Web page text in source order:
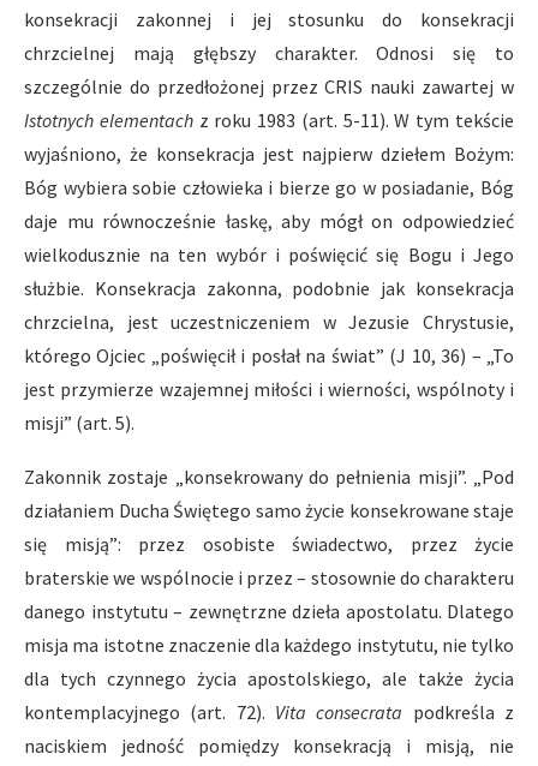
konsekracji zakonnej i jej stosunku do konsekracji
chrzcielnej mają głębszy charakter. Odnosi się to
szczególnie do przedłożonej przez CRIS nauki zawartej w
Istotnych elementachz roku 1983 (art. 5-11). W tym tekście
wyjaśniono, że konsekracja jest najpierw dziełem Bożym:
Bóg wybiera sobie człowieka i bierze go w posiadanie, Bóg
daje mu równocześnie łaskę, aby mógł on odpowiedzieć
wielkodusznie na ten wybór i poświęcić się Bogu i Jego
służbie. Konsekracja zakonna, podobnie jak konsekracja
chrzcielna, jest uczestniczeniem w Jezusie Chrystusie,
którego Ojciec „poświęcił i posłał na świat” (J 10, 36) – „To
jest przymierze wzajemnej miłości i wierności, wspólnoty i
misji” (art. 5).
Zakonnik zostaje „konsekrowany do pełnienia misji”. „Pod
działaniem Ducha Świętego samo życie konsekrowane staje
się misją”: przez osobiste świadectwo, przez życie
braterskie we wspólnocie i przez – stosownie do charakteru
danego instytutu – zewnętrzne dzieła apostolatu. Dlatego
misja ma istotne znaczenie dla każdego instytutu, nie tylko
dla tych czynnego życia apostolskiego, ale także życia
kontemplacyjnego (art. 72). Vita consecrata podkreśla z
naciskiem jedność pomiędzy konsekracją i misją, nie